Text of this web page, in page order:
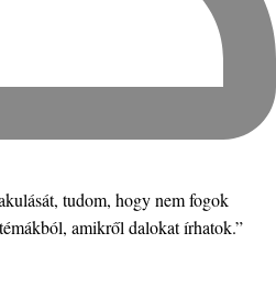
tudom, hogy nem fogok
amikről dalokat írhatok.”